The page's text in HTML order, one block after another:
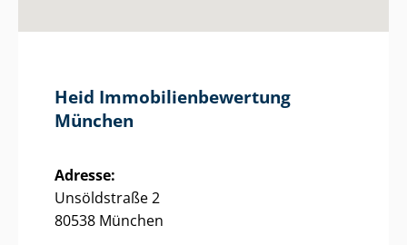
Heid Im­mo­bi­li­en­be­wer­tung
München
Adresse:
Unsöldstraße 2
80538 München